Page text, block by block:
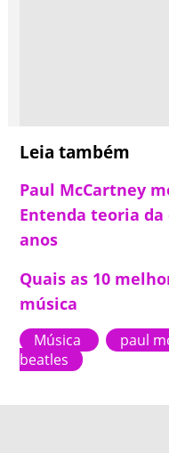
Leia também
Paul McCartney
Entenda teoria da
anos
Quais as 10
música
Música paul
beatles